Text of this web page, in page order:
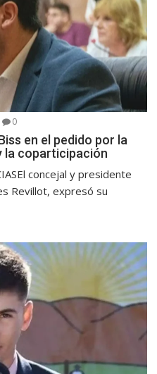
0
en el pedido por la
la coparticipación
concejal y presidente
Revillot, expresó su